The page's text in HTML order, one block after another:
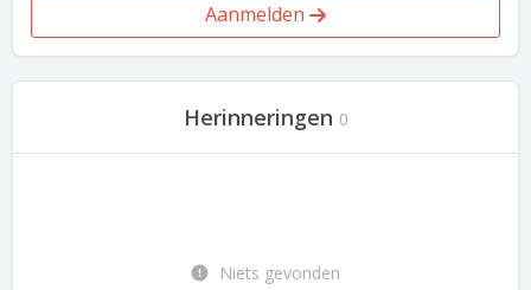
Aanmelden
Herinneringen 0
Niets gevonden